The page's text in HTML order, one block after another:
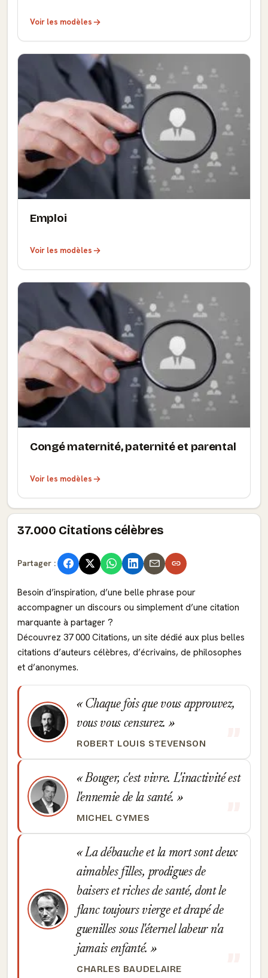
Voir les modèles
Emploi
Voir les modèles
Congé maternité, paternité et parental
Voir les modèles
37.000 Citations célèbres
Partager :
Besoin d’inspiration, d’une belle phrase pour
accompagner un discours ou simplement d’une citation
marquante à partager ?
Découvrez 37 000 Citations, un site dédié aux plus belles
citations d’auteurs célèbres, d’écrivains, de philosophes
et d’anonymes.
Chaque fois que vous approuvez,
vous vous censurez.
ROBERT LOUIS STEVENSON
Bouger, c'est vivre. L'inactivité est
l'ennemie de la santé.
MICHEL CYMES
La débauche et la mort sont deux
aimables filles, prodigues de
baisers et riches de santé, dont le
flanc toujours vierge et drapé de
guenilles sous l'éternel labeur n'a
jamais enfanté.
CHARLES BAUDELAIRE